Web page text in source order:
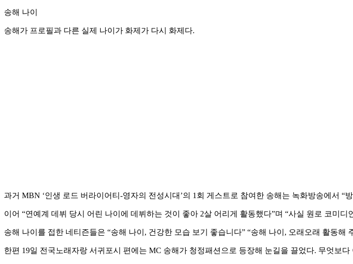
송해 나이
송해가 프로필과 다른 실제 나이가 화제가 다시 화제다.
과거 MBN ‘인생 로드 버라이어티-영자의 전성시대’의 1회 게스트로 참여한 송해는 녹화방송에서
이어 “연예계 데뷔 당시 어린 나이에 데뷔하는 것이 좋아 2살 어리게 활동했다”며 “사실 원로 코미
송해 나이를 접한 네티즌들은 “송해 나이, 건강한 모습 보기 좋습니다” “송해 나이, 오래오래 활동해
한편 19일 전국노래자랑 서귀포시 편에는 MC 송해가 청정패션으로 등장해 눈길을 끌었다. 무엇보